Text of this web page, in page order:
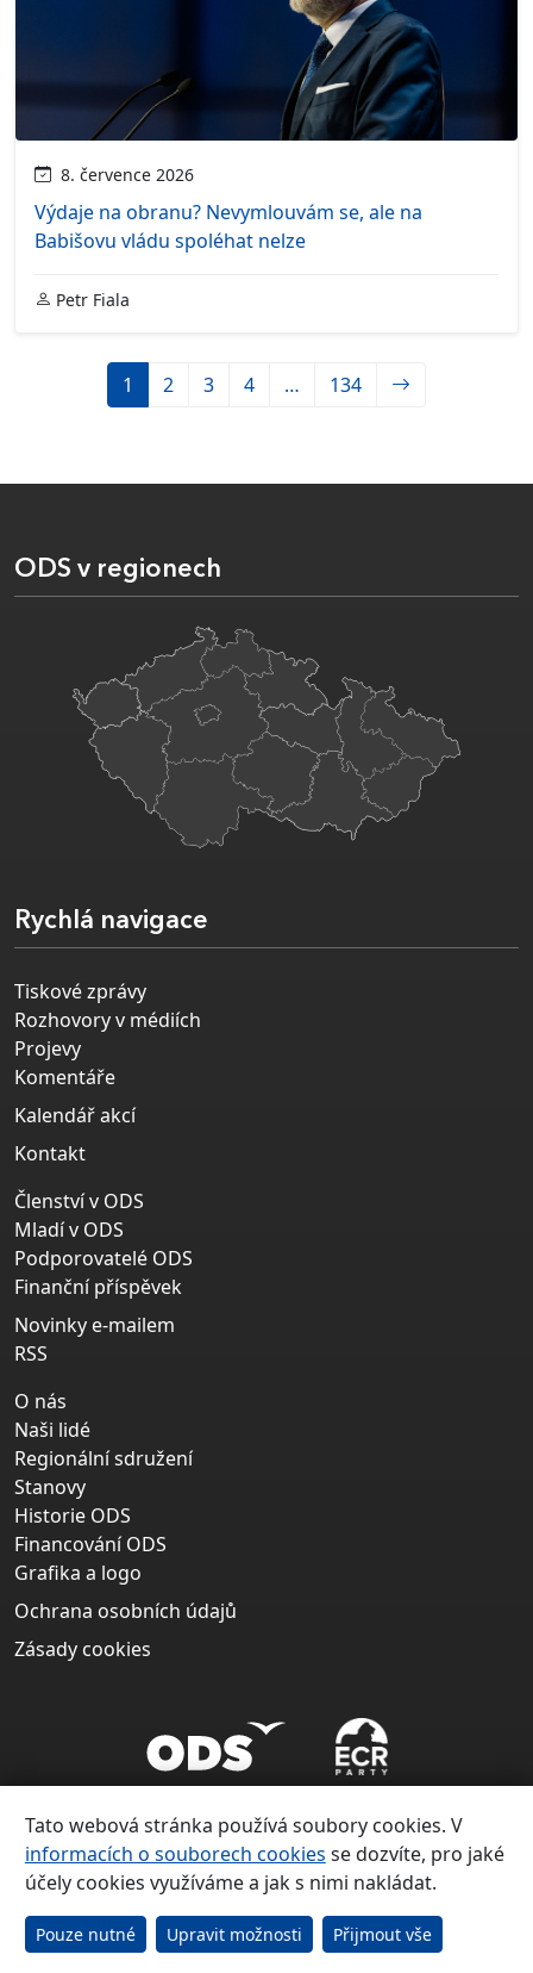
8. července 2026
Výdaje na obranu? Nevymlouvám se, ale na
Babišovu vládu spoléhat nelze
Petr Fiala
1 2 3 4 … 134
ODS v regionech
Rychlá navigace
Tiskové zprávy
Rozhovory v médiích
Projevy
Komentáře
Kalendář akcí
Kontakt
Členství v ODS
Mladí v ODS
Podporovatelé ODS
Finanční příspěvek
Novinky e-mailem
RSS
O nás
Naši lidé
Regionální sdružení
Stanovy
Historie ODS
Financování ODS
Grafika a logo
Ochrana osobních údajů
Zásady cookies
Copyright ©
Občanská demokratická strana 1991 – 2026
Tato webová stránka používá soubory cookies. V
informacích o souborech cookies se dozvíte, pro jaké
účely cookies využíváme a jak s nimi nakládat.
Pouze nutné Upravit možnosti Přijmout vše